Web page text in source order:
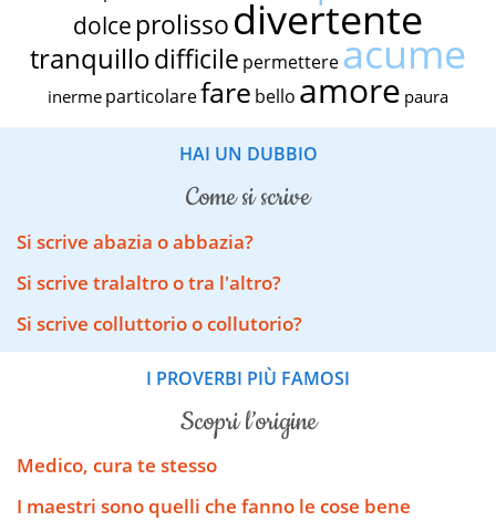
dolce prolissodivertente
tranquillodifficile permettereacume
inerme particolarefare bello amore paura
HAI UN DUBBIO
come si scrive
Si scrive abazia o abbazia?
Si scrive tralaltro o tra l'altro?
Si scrive colluttorio o collutorio?
I PROVERBI PIÙ FAMOSI
scopri l’origine
Medico, cura te stesso
I maestri sono quelli che fanno le cose bene